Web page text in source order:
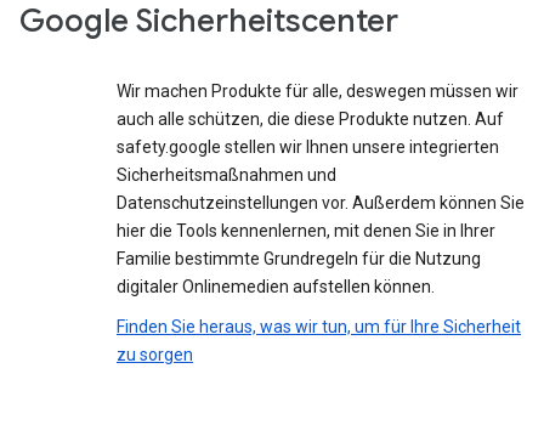
Google Sicherheitscenter
Wir machen Produkte für alle, deswegen müssen wir
auch alle schützen, die diese Produkte nutzen. Auf
safety.google stellen wir Ihnen unsere integrierten
Sicherheitsmaßnahmen und
Datenschutzeinstellungen vor. Außerdem können Sie
hier die Tools kennenlernen, mit denen Sie in Ihrer
Familie bestimmte Grundregeln für die Nutzung
digitaler Onlinemedien aufstellen können.
Finden Sie heraus, was wir tun, um für Ihre Sicherheit
zu sorgen